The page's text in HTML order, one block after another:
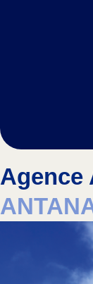
Agence